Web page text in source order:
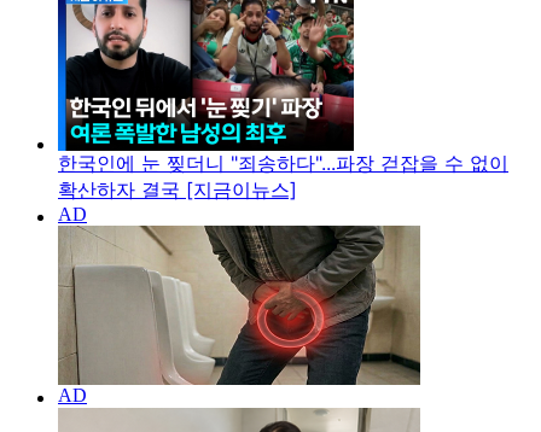
한국인에 눈 찢더니 "죄송하다"...파장 걷잡을 수 없이
확산하자 결국 [지금이뉴스]